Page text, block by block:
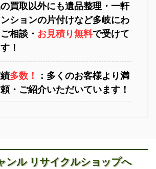
回収 室蘭不用品回収
買取以外にも遺品整理・一軒
ションの片付けなど多岐にわ
相談・ お見積り無料で受けて
！
多数！
：多くのお客様より満
・ご紹介いただいています！
ンル リサイクルショップへ